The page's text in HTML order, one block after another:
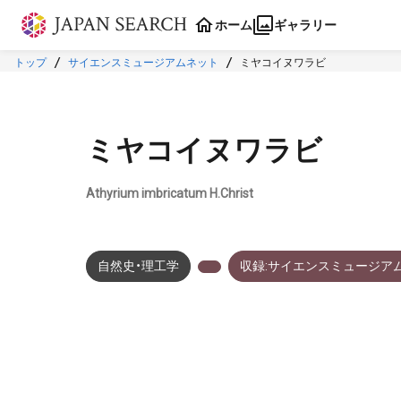
本文に飛ぶ
ホーム ギャラリー
トップ サイエンスミュージアムネット ミヤコイヌワラビ
ミヤコイヌワラビ
Athyrium imbricatum H.Christ
自然史・理工学 収録:サイエンスミュージア